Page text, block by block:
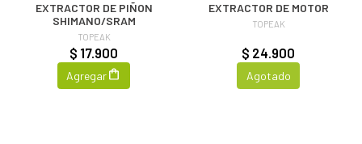
EXTRACTOR DE PIÑON
SHIMANO/SRAM
TOPEAK
$ 17.900
Agregar
EXTRACTOR DE MOTOR
TOPEAK
$ 24.900
Agotado